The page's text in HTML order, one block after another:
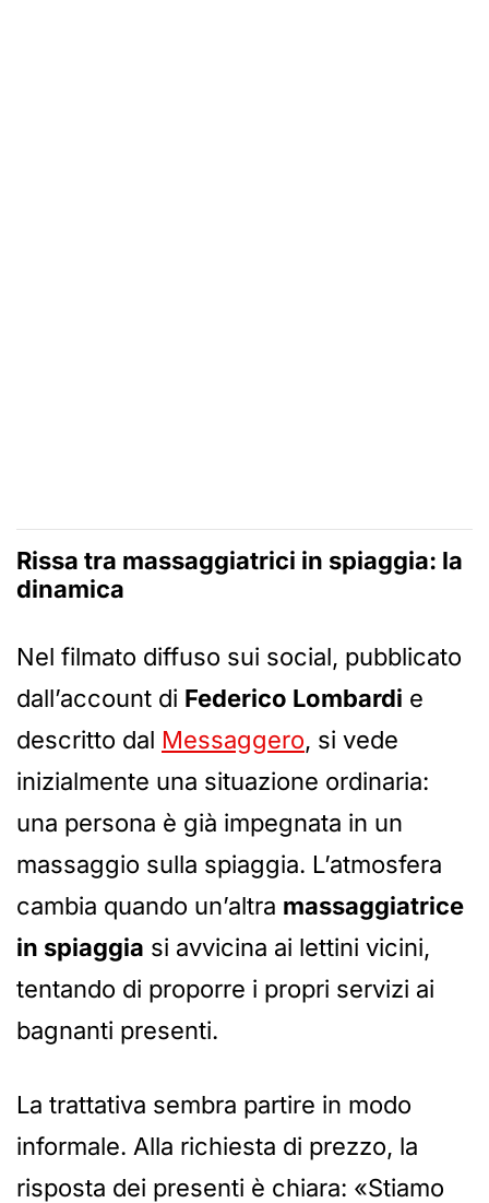
Rissa tra massaggiatrici in spiaggia: la
dinamica
Nel filmato diffuso sui social, pubblicato
dall’account di Federico Lombardi e
descritto dal Messaggero, si vede
inizialmente una situazione ordinaria:
una persona è già impegnata in un
massaggio sulla spiaggia. L’atmosfera
cambia quando un’altra massaggiatrice
in spiaggia si avvicina ai lettini vicini,
tentando di proporre i propri servizi ai
bagnanti presenti.
La trattativa sembra partire in modo
informale. Alla richiesta di prezzo, la
risposta dei presenti è chiara: «Stiamo